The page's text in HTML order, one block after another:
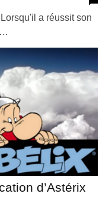
a réussit son
d’Astérix